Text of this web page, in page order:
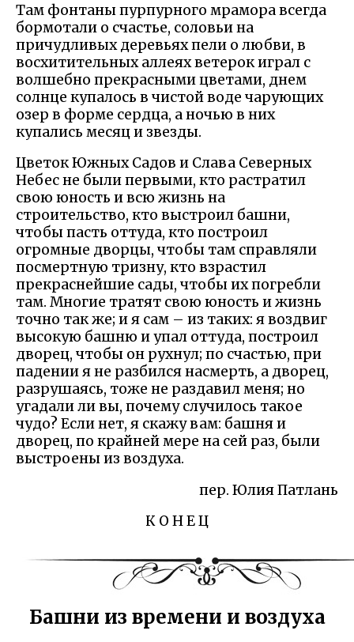
Там фонтаны пурпурного мрамора всегда
бормотали о счастье, соловьи на
причудливых деревьях пели о любви, в
восхитительных аллеях ветерок играл с
волшебно прекрасными цветами, днем
солнце купалось в чистой воде чарующих
озер в форме сердца, а ночью в них
купались месяц и звезды.
Цветок Южных Садов и Слава Северных
Небес не были первыми, кто растратил
свою юность и всю жизнь на
строительство, кто выстроил башни,
чтобы пасть оттуда, кто построил
огромные дворцы, чтобы там справляли
посмертную тризну, кто взрастил
прекраснейшие сады, чтобы их погребли
там. Многие тратят свою юность и жизнь
точно так же; и я сам – из таких: я воздвиг
высокую башню и упал оттуда, построил
дворец, чтобы он рухнул; по счастью, при
падении я не разбился насмерть, а дворец,
разрушаясь, тоже не раздавил меня; но
угадали ли вы, почему случилось такое
чудо? Если нет, я скажу вам: башня и
дворец, по крайней мере на сей раз, были
выстроены из воздуха.
пер. Юлия Патлань
К О Н Е Ц
Башни из времени и воздуха